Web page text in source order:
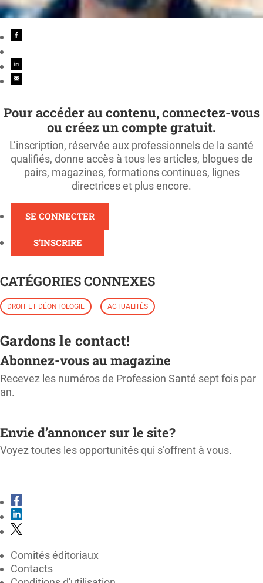
Pour accéder au contenu, connectez-vous
ou créez un compte gratuit.
L’inscription, réservée aux professionnels de la santé
qualifiés, donne accès à tous les articles, blogues de
pairs, magazines, formations continues, lignes
directrices et plus encore.
SE CONNECTER
S'INSCRIRE
CATÉGORIES CONNEXES
DROIT ET DÉONTOLOGIE ACTUALITÉS
Gardons le contact!
Abonnez-vous au magazine
Recevez les numéros de Profession Santé sept fois par
an.
Envie d’annoncer sur le site?
Voyez toutes les opportunités qui s’offrent à vous.
Comités éditoriaux
Contacts